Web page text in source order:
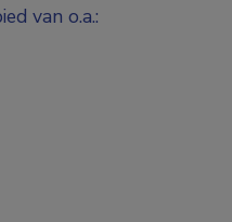
van o.a.: